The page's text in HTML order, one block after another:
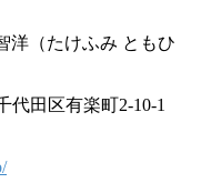
たけふみ ともひ
田区有楽町2-10-1